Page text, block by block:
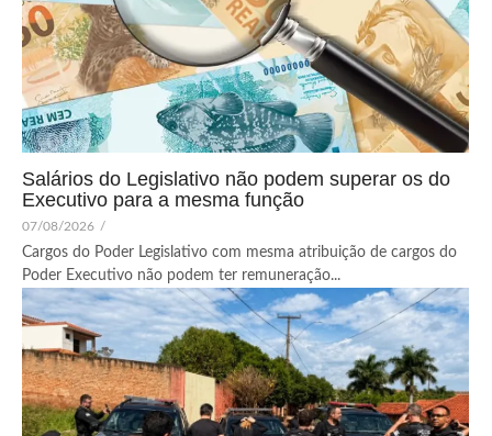
Salários do Legislativo não podem superar os do
Executivo para a mesma função
07/08/2026 /
Cargos do Poder Legislativo com mesma atribuição de cargos do
Poder Executivo não podem ter remuneração...